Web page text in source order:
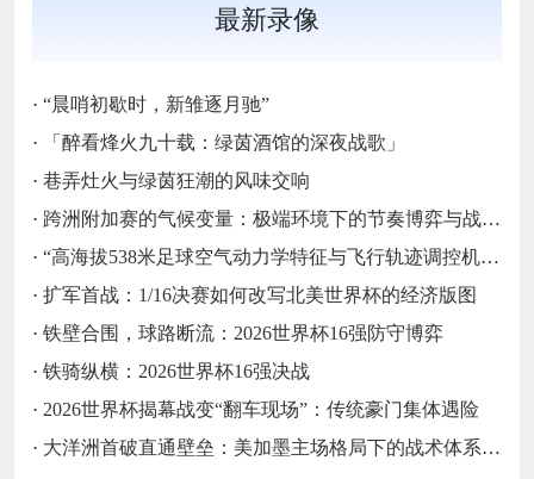
最新录像
· “晨哨初歇时，新雏逐月驰”
·
「醉看烽火九十载：绿茵酒馆的深夜战歌」
· 巷弄灶火与绿茵狂潮的风味交响
· 跨洲附加赛的气候变量：极端环境下的节奏博弈与战术自适应
· “高海拔538米足球空气动力学特征与飞行轨迹调控机制——以2026世界杯BBVA球场为实证场景”
· 扩军首战：1/16决赛如何改写北美世界杯的经济版图
· 铁壁合围，球路断流：2026世界杯16强防守博弈
· 铁骑纵横：2026世界杯16强决战
· 2026世界杯揭幕战变“翻车现场”：传统豪门集体遇险
· 大洋洲首破直通壁垒：美加墨主场格局下的战术体系重构